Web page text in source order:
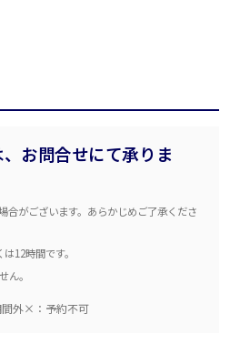
お問合せにて承りま
合がございます。あらかじめご了承くださ
12時間です。
ん。
外×：予約不可
リア
ンド
京エリア